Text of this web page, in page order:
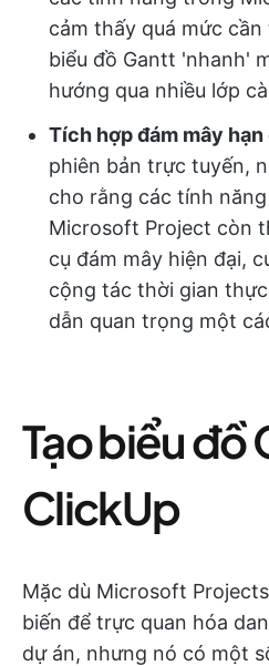
cảm thấy quá mức
biểu đồ Gantt 'nhanh'
hướng qua nhiều lớp
Tích hợp đám mây hạn
phiên bản trực tuyến,
cho rằng các tính
Microsoft Project còn
cụ đám mây hiện đại,
cộng tác thời gian
dẫn quan trọng một
Tạo biểu đồ
ClickUp
Mặc dù Microsoft
biến để trực quan hóa
dự án, nhưng nó có một